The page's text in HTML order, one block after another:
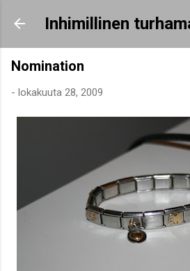
Siirry
Inhimillinen
Nomination
- lokakuuta 28, 2009